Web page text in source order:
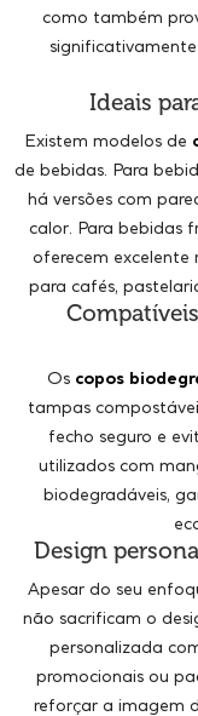
como também
Ideais
Existem modelos de
de bebidas. Para
há versões com
calor. Para bebidas
oferecem excelente
para cafés,
Os copos
tampas
fecho seguro e
utilizados com
biodegradáveis,
Design
Apesar do seu
não sacrificam o
personalizada
promocionais ou
reforçar a imagem